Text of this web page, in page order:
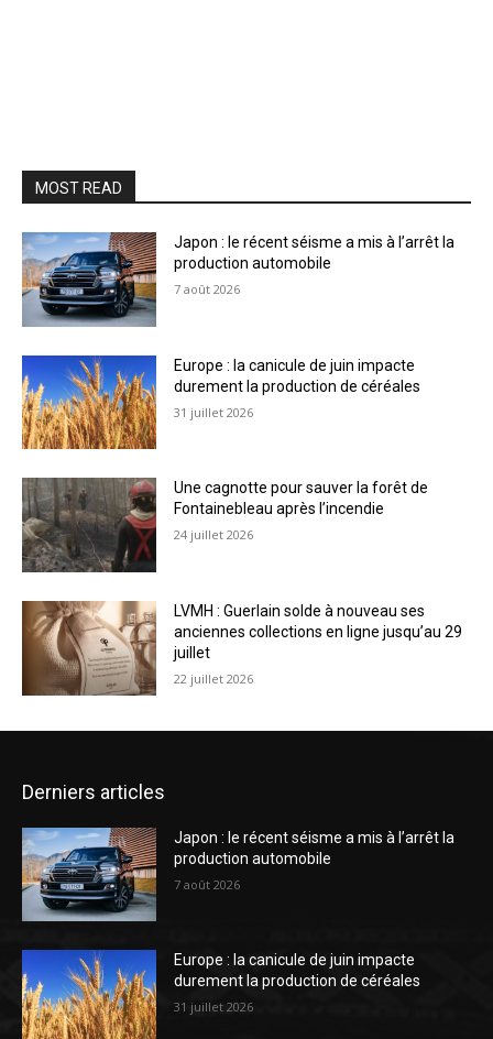
MOST READ
Japon : le récent séisme a mis à l’arrêt la
production automobile
7 août 2026
Europe : la canicule de juin impacte
durement la production de céréales
31 juillet 2026
Une cagnotte pour sauver la forêt de
Fontainebleau après l’incendie
24 juillet 2026
LVMH : Guerlain solde à nouveau ses
anciennes collections en ligne jusqu’au 29
juillet
22 juillet 2026
Derniers articles
Japon : le récent séisme a mis à l’arrêt la
production automobile
7 août 2026
Europe : la canicule de juin impacte
durement la production de céréales
31 juillet 2026